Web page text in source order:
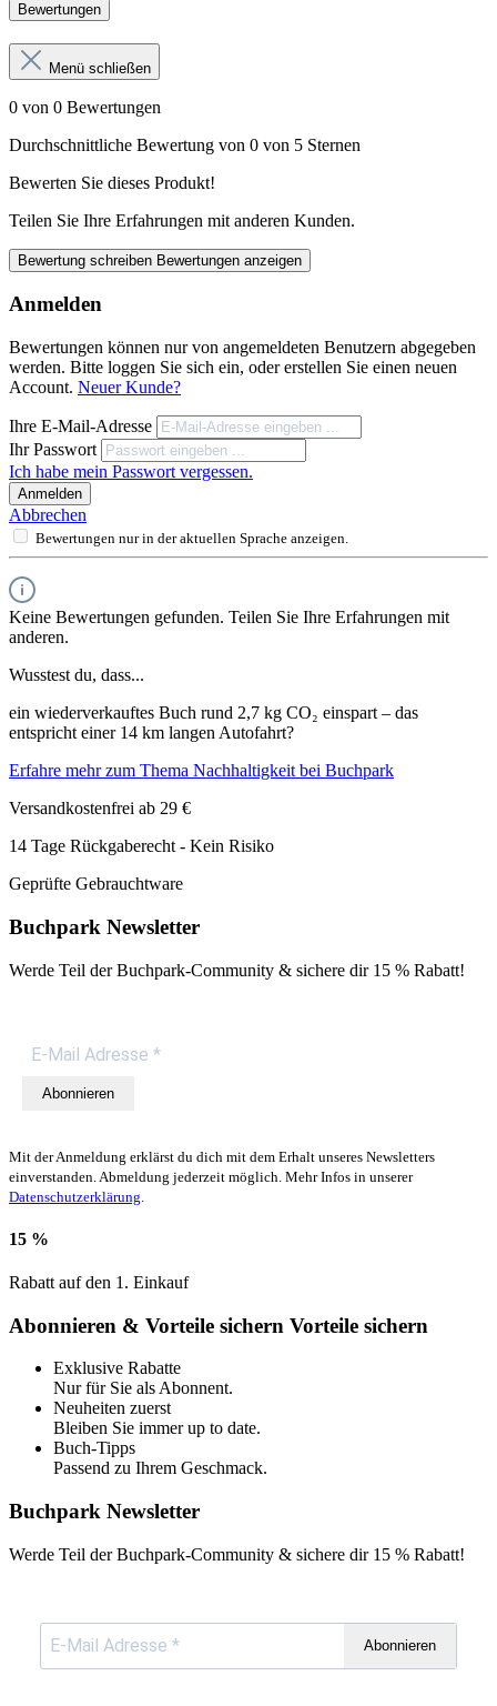
Bewertungen
Menü schließen
0 von 0 Bewertungen
Durchschnittliche Bewertung von 0 von 5 Sternen
Bewerten Sie dieses Produkt!
Teilen Sie Ihre Erfahrungen mit anderen Kunden.
Bewertung schreiben Bewertungen anzeigen
Anmelden
Bewertungen können nur von angemeldeten Benutzern abgegeben
werden. Bitte loggen Sie sich ein, oder erstellen Sie einen neuen
Account. Neuer Kunde?
Ihre E-Mail-Adresse
Ihr Passwort
Ich habe mein Passwort vergessen.
Anmelden
Abbrechen
Bewertungen nur in der aktuellen Sprache anzeigen.
Keine Bewertungen gefunden. Teilen Sie Ihre Erfahrungen mit
anderen.
Wusstest du, dass...
ein wiederverkauftes Buch rund 2,7 kg CO₂ einspart – das
entspricht einer 14 km langen Autofahrt?
Erfahre mehr zum Thema Nachhaltigkeit bei Buchpark
Versandkostenfrei ab 29 €
14 Tage Rückgaberecht - Kein Risiko
Geprüfte Gebrauchtware
Buchpark Newsletter
Werde Teil der Buchpark-Community & sichere dir 15 % Rabatt!
Abonnieren
Mit der Anmeldung erklärst du dich mit dem Erhalt unseres Newsletters
einverstanden. Abmeldung jederzeit möglich. Mehr Infos in unserer
Datenschutzerklärung
15 %
Rabatt auf den 1. Einkauf
Abonnieren & Vorteile sichern Vorteile sichern
Exklusive Rabatte
Nur für Sie als Abonnent.
Neuheiten zuerst
Bleiben Sie immer up to date.
Buch-Tipps
Passend zu Ihrem Geschmack.
Buchpark Newsletter
Werde Teil der Buchpark-Community & sichere dir 15 % Rabatt!
Abonnieren